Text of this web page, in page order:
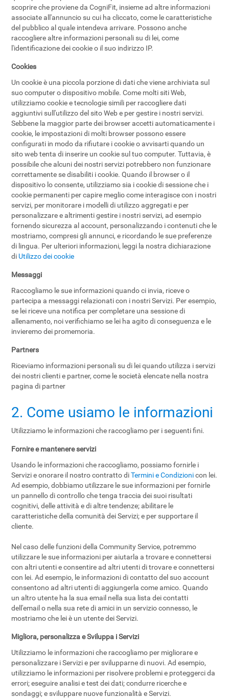
scoprire che proviene da CogniFit, insieme ad altre informazioni
associate all'annuncio su cui ha cliccato, come le caratteristiche
del pubblico al quale intendeva arrivare. Possono anche
raccogliere altre informazioni personali su di lei, come
l'identificazione dei cookie o il suo indirizzo IP.
Cookies
Un cookie è una piccola porzione di dati che viene archiviata sul
suo computer o dispositivo mobile. Come molti siti Web,
utilizziamo cookie e tecnologie simili per raccogliere dati
aggiuntivi sull'utilizzo del sito Web e per gestire i nostri servizi.
Sebbene la maggior parte dei browser accetti automaticamente i
cookie, le impostazioni di molti browser possono essere
configurati in modo da rifiutare i cookie o avvisarti quando un
sito web tenta di inserire un cookie sul tuo computer. Tuttavia, è
possibile che alcuni dei nostri servizi potrebbero non funzionare
correttamente se disabiliti i cookie. Quando il browser o il
dispositivo lo consente, utilizziamo sia i cookie di sessione che i
cookie permanenti per capire meglio come interagisce con i nostri
servizi, per monitorare i modelli di utilizzo aggregati e per
personalizzare e altrimenti gestire i nostri servizi, ad esempio
fornendo sicurezza al account, personalizzando i contenuti che le
mostriamo, compresi gli annunci, e ricordando le sue preferenze
di lingua. Per ulteriori informazioni, leggi la nostra dichiarazione
di Utilizzo dei cookie
Messaggi
Raccogliamo le sue informazioni quando ci invia, riceve o
partecipa a messaggi relazionati con i nostri Servizi. Per esempio,
se lei riceve una notifica per completare una sessione di
allenamento, noi verifichiamo se lei ha agito di conseguenza e le
invieremo dei promemoria.
Partners
Riceviamo informazioni personali su di lei quando utilizza i servizi
dei nostri clienti e partner, come le società elencate nella nostra
pagina di partner
2. Come usiamo le informazioni
Utilizziamo le informazioni che raccogliamo per i seguenti fini.
Fornire e mantenere servizi
Usando le informazioni che raccogliamo, possiamo fornirle i
Servizi e onorare il nostro contratto diTermini e Condizionicon lei.
Ad esempio, dobbiamo utilizzare le sue informazioni per fornirle
un pannello di controllo che tenga traccia dei suoi risultati
cognitivi, delle attività e di altre tendenze; abilitare le
caratteristiche della comunità dei Servizi; e per supportare il
cliente.
Nel caso delle funzioni della Community Service, potremmo
utilizzare le sue informazioni per aiutarla a trovare e connettersi
con altri utenti e consentire ad altri utenti di trovare e connettersi
con lei. Ad esempio, le informazioni di contatto del suo account
consentono ad altri utenti di aggiungerla come amico. Quando
un altro utente ha la sua email nella sua lista dei contatti
dell'email o nella sua rete di amici in un servizio connesso, le
mostriamo che lei è un utente dei Servizi.
Migliora, personalizza e Sviluppa i Servizi
Utilizziamo le informazioni che raccogliamo per migliorare e
personalizzare i Servizi e per svilupparne di nuovi. Ad esempio,
utilizziamo le informazioni per risolvere problemi e proteggerci da
errori; eseguire analisi e test dei dati; condurre ricerche e
sondaggi; e sviluppare nuove funzionalità e Servizi.